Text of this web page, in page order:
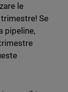
le
Se
pipeline,